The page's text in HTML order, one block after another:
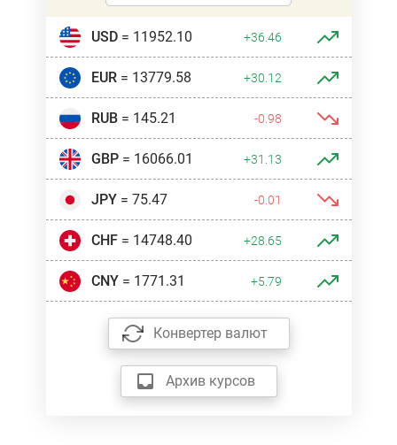
USD= 11952.10 +36.46
EUR= 13779.58 +30.12
RUB= 145.21 -0.98
GBP= 16066.01 +31.13
JPY= 75.47 -0.01
CHF= 14748.40 +28.65
CNY= 1771.31 +5.79
Конвертер валют
Архив курсов